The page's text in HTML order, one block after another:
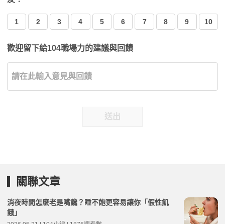
1 2 3 4 5 6 7 8 9 10
歡迎留下給104職場力的建議與回饋
送出
關聯文章
消夜時間怎麼老是嘴饞？睡不飽更容易讓你「假性飢
餓」